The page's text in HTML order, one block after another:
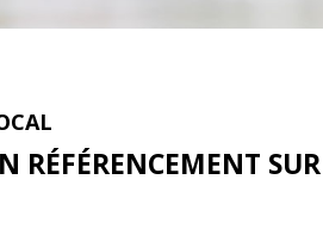
RÉFÉRENCEMENT SUR